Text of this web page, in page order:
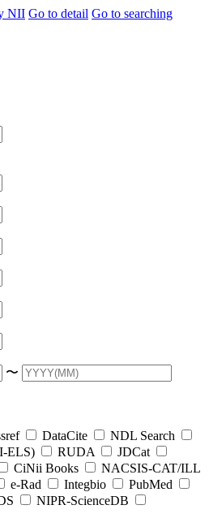
NII Go to detail Go to searching
〜
DataCite
NDL Search
ELS)
RUDA
JDCat
CiNii Books
NACSIS-CAT/ILL
e-Rad Integbio
PubMed
NIPR-ScienceDB